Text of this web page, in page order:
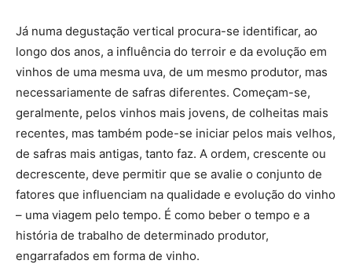
Já numa degustação vertical procura-se identificar, ao
longo dos anos, a influência do terroir e da evolução em
vinhos de uma mesma uva, de um mesmo produtor, mas
necessariamente de safras diferentes. Começam-se,
geralmente, pelos vinhos mais jovens, de colheitas mais
recentes, mas também pode-se iniciar pelos mais velhos,
de safras mais antigas, tanto faz. A ordem, crescente ou
decrescente, deve permitir que se avalie o conjunto de
fatores que influenciam na qualidade e evolução do vinho
– uma viagem pelo tempo. É como beber o tempo e a
história de trabalho de determinado produtor,
engarrafados em forma de vinho.